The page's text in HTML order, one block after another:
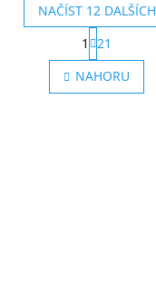
O
v
l
NAČÍST 12 DALŠÍCH
S
t
r
á
n
1
21
NAHORU